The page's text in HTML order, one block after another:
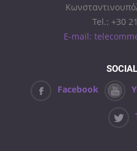
Tel.: +30
E-mail:
Facebook